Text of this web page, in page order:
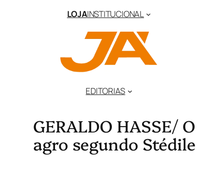
LOJAINSTITUCIONAL
EDITORIAS
GERALDO HASSE/ O
agro segundo Stédile